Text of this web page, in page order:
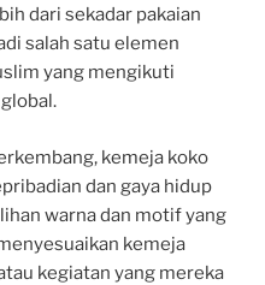
dari sekadar pakaian
salah satu elemen
yang mengikuti
kemeja koko
dan gaya hidup
warna dan motif yang
kemeja
kegiatan yang mereka